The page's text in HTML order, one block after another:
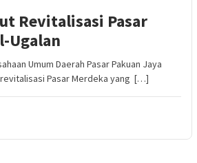
Revitalisasi Pasar
Ugalan
Umum Daerah Pasar Pakuan Jaya
Pasar Merdeka yang […]